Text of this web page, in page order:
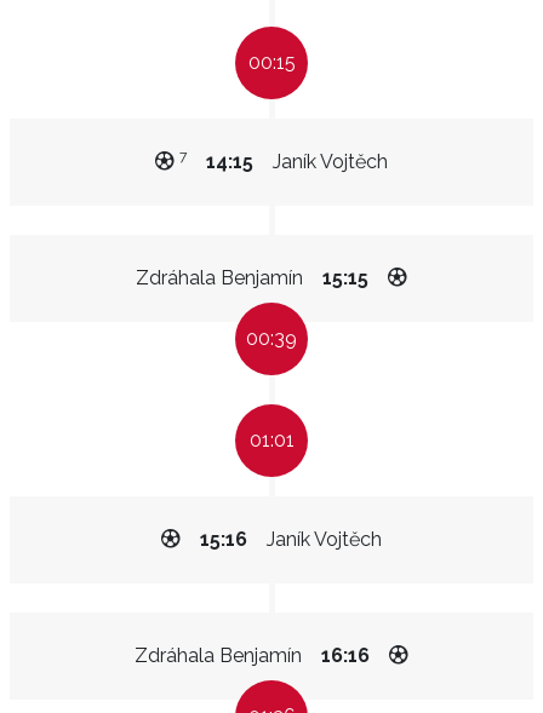
00:15
Janík Vojtěch
14:15
7
Zdráhala Benjamín 15:15
00:39
01:01
Janík Vojtěch
15:16
Zdráhala Benjamín 16:16